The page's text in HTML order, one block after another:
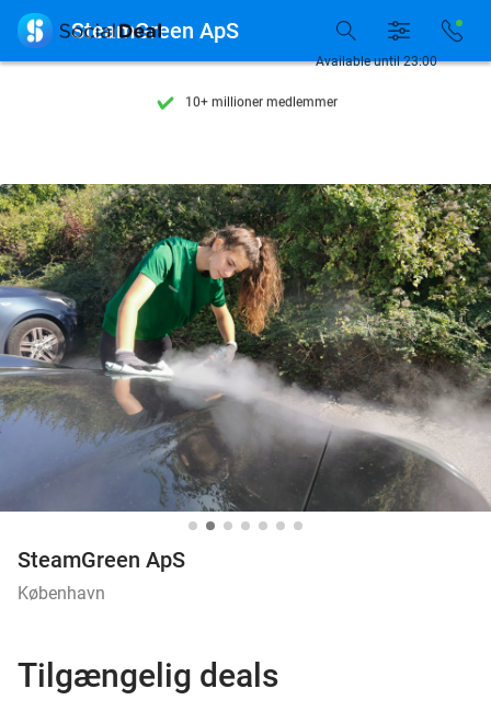
Tilgængelig 7 dage om ugen
10+ millioner medlemmer
Tilgængelig 7 dage om ugen
10+ millioner medlemmer
Available until 23:00
 SteamGreen ApS
SteamGreen ApS
København
Tilgængelig deals